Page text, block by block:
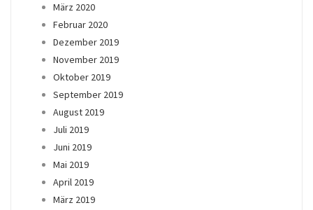
März 2020
Februar 2020
Dezember 2019
November 2019
Oktober 2019
September 2019
August 2019
Juli 2019
Juni 2019
Mai 2019
April 2019
März 2019